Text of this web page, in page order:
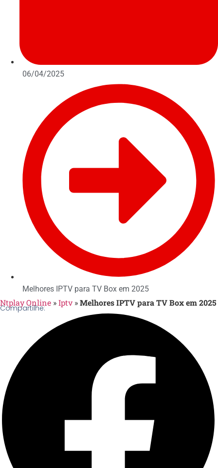
06/04/2025
Melhores IPTV para TV Box em 2025
Ntplay Online »Iptv »Melhores IPTV para TV Box em 2025
Compartilhe: